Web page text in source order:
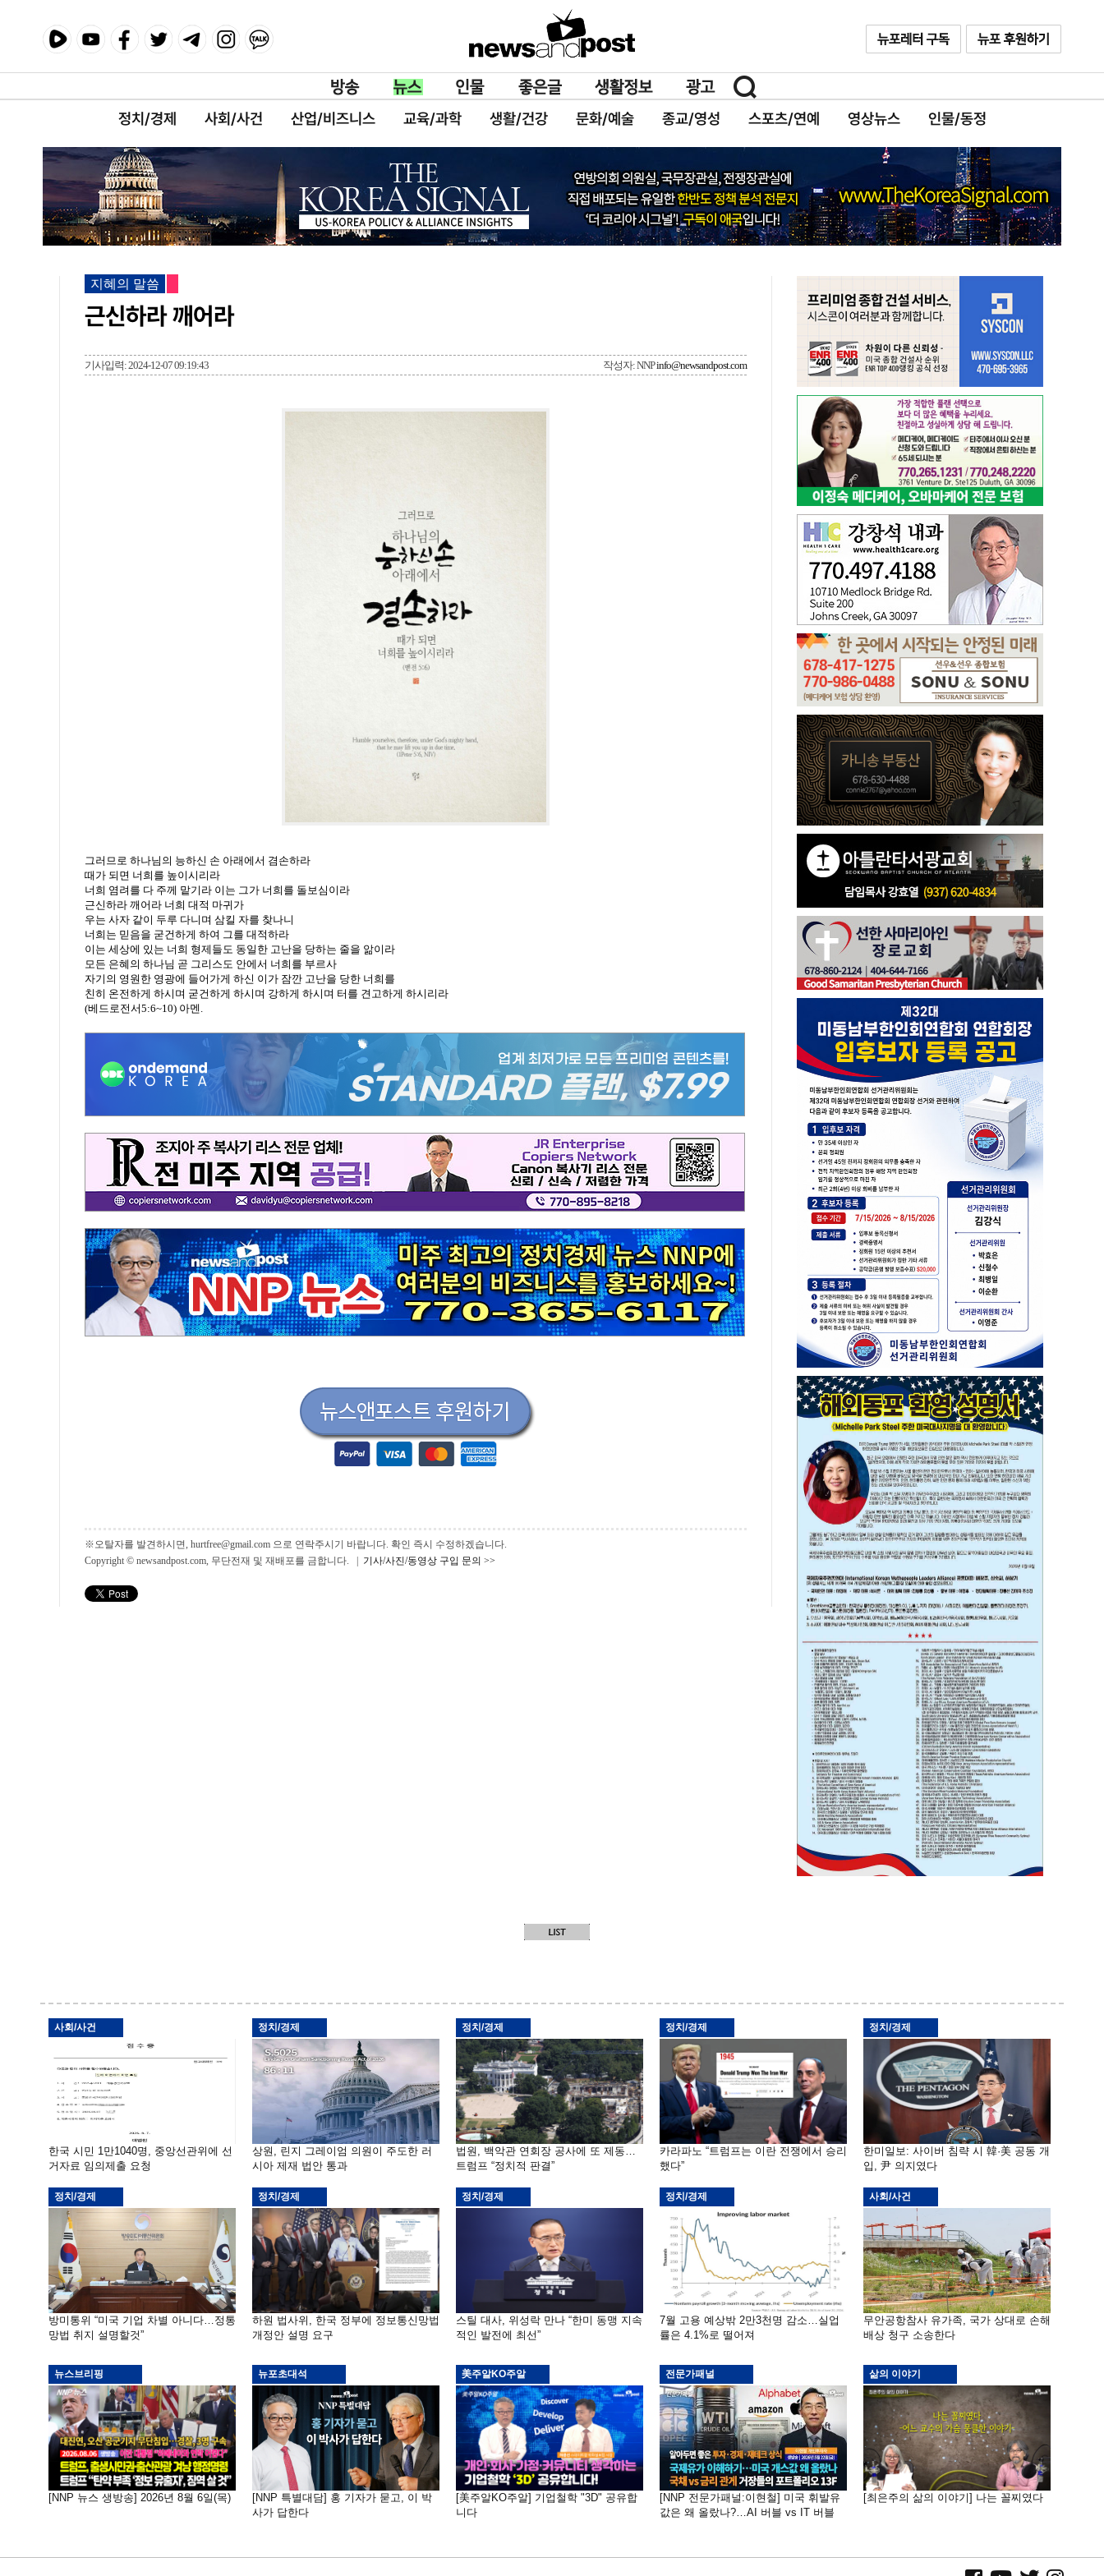
정치/경제 사회/사건 산업/비즈니스 교육/과학 생활/건강 문화/예술 종교/영성 스포츠/연예 영상뉴스 인물/동정
지혜의 말씀
근신하라 깨어라
기사입력: 2024-12-07 09:19:43 작성자: NNPinfo@newsandpost.com
그러므로 하나님의 능하신 손 아래에서 겸손하라
때가 되면 너희를 높이시리라
너희 염려를 다 주께 맡기라 이는 그가 너희를 돌보심이라
근신하라 깨어라 너희 대적 마귀가
우는 사자 같이 두루 다니며 삼킬 자를 찾나니
너희는 믿음을 굳건하게 하여 그를 대적하라
이는 세상에 있는 너희 형제들도 동일한 고난을 당하는 줄을 앎이라
모든 은혜의 하나님 곧 그리스도 안에서 너희를 부르사
자기의 영원한 영광에 들어가게 하신 이가 잠깐 고난을 당한 너희를
친히 온전하게 하시며 굳건하게 하시며 강하게 하시며 터를 견고하게 하시리라
(베드로전서5:6~10) 아멘.
※오탈자를 발견하시면, hurtfree@gmail.com 으로 연락주시기 바랍니다. 확인 즉시 수정하겠습니다.
Copyright © newsandpost.com, 무단전재 및 재배포를 금합니다. | 기사/사진/동영상 구입 문의 >>
사회/사건
한국 시민 1만1040명, 중앙선관위에 선
거자료 임의제출 요청
정치/경제
상원, 린지 그레이엄 의원이 주도한 러
시아 제재 법안 통과
정치/경제
법원, 백악관 연회장 공사에 또 제동…
트럼프 “정치적 판결”
정치/경제
카라파노 “트럼프는 이란 전쟁에서 승리
했다”
정치/경제
한미일보: 사이버 침략 시 韓·美 공동 개
입, 尹 의지였다
정치/경제
방미통위 “미국 기업 차별 아니다…정통
망법 취지 설명할것”
정치/경제
하원 법사위, 한국 정부에 정보통신망법
개정안 설명 요구
정치/경제
스틸 대사, 위성락 만나 “한미 동맹 지속
적인 발전에 최선”
정치/경제
7월 고용 예상밖 2만3천명 감소…실업
률은 4.1%로 떨어져
사회/사건
무안공항참사 유가족, 국가 상대로 손해
배상 청구 소송한다
뉴스브리핑
[NNP 뉴스 생방송] 2026년 8월 6일(목)
뉴포초대석
[NNP 특별대담] 홍 기자가 묻고, 이 박
사가 답한다
美주알KO주알
[美주알KO주알] 기업철학 "3D" 공유합
니다
전문가패널
[NNP 전문가패널:이현철] 미국 휘발유
값은 왜 올랐나?…AI 버블 vs IT 버블
삶의 이야기
[최은주의 삶의 이야기] 나는 꼴찌였다